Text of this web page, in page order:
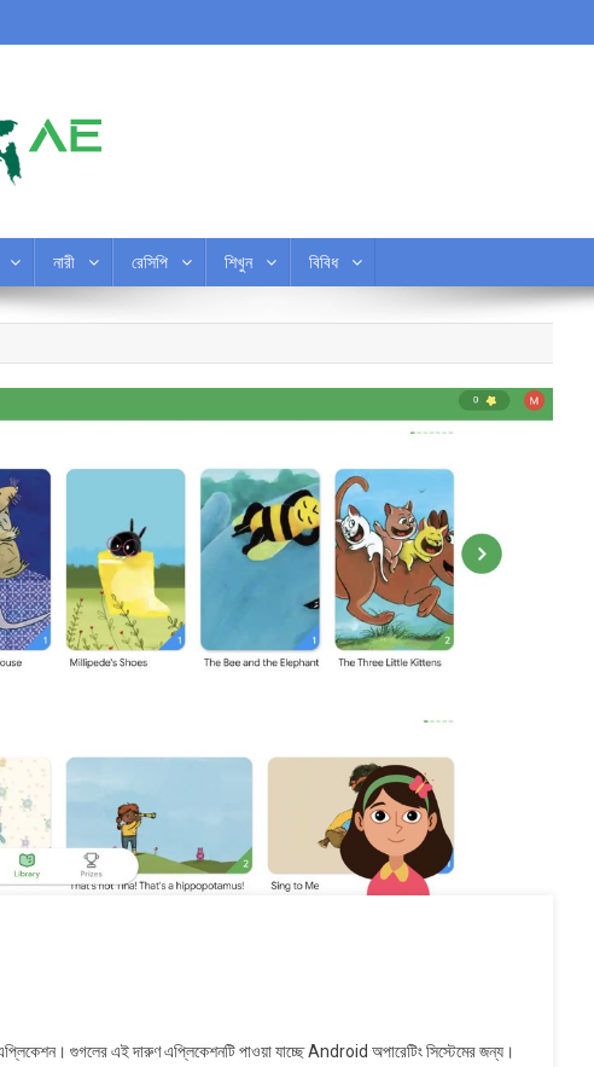
নারী রেসিপি শিখুন বিবিধ
গুগলের এই দারুণ এপ্লিকেশনটি পাওয়া যাচ্ছে Android অপারেটিং সিস্টেমের জন্য।